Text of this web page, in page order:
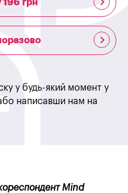
грн
у будь-який момент у
написавши нам на
Mind